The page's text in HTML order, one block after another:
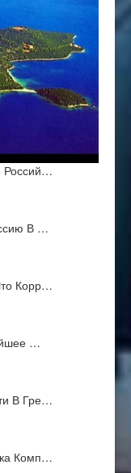
Россий…
В …
Корр…
…
В Гре…
Комп…